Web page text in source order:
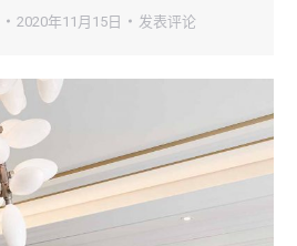
2020年11月15日 发表评论